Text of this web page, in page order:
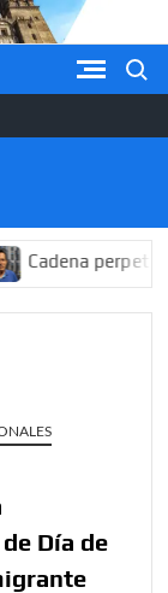
perpetua para
Día de